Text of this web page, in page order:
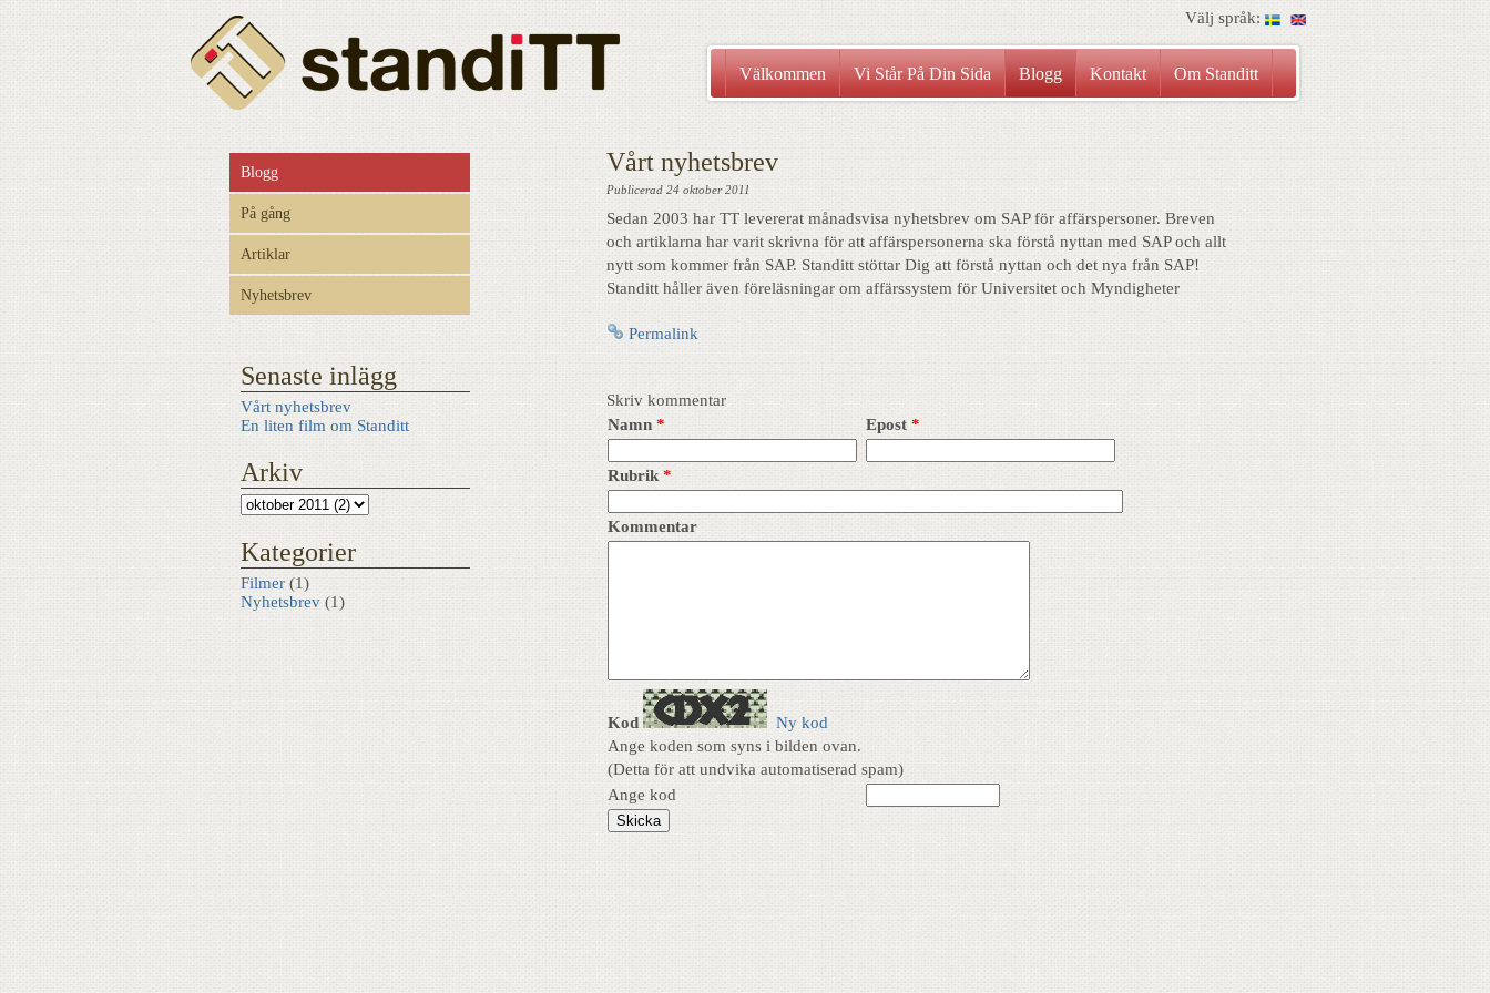
Välj språk:
Välkommen Vi Står På Din Sida Blogg Kontakt Om Standitt
Blogg
På gång
Artiklar
Nyhetsbrev
Senaste inlägg
Vårt nyhetsbrev
En liten film om Standitt
Arkiv
Kategorier
Filmer (1)
Nyhetsbrev (1)
Vårt nyhetsbrev
Publicerad 24 oktober 2011
Sedan 2003 har TT levererat månadsvisa nyhetsbrev om SAP för affärspersoner. Breven
och artiklarna har varit skrivna för att affärspersonerna ska förstå nyttan med SAP och allt
nytt som kommer från SAP. Standitt stöttar Dig att förstå nyttan och det nya från SAP!
Standitt håller även föreläsningar om affärssystem för Universitet och Myndigheter
Permalink
Skriv kommentar
Namn * Epost *
Rubrik *
Kommentar
Kod
Ny kod
Ange koden som syns i bilden ovan.
(Detta för att undvika automatiserad spam)
Ange kod